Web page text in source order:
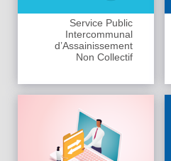
Service Public
Intercommunal
d’Assainissement
Non Collectif